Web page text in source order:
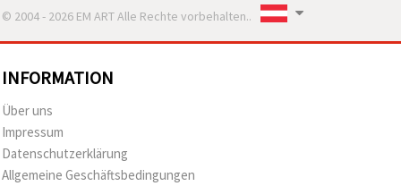
© 2004 - 2026 EM ART Alle Rechte vorbehalten..
INFORMATION
Über uns
Impressum
Datenschutzerklärung
Allgemeine Geschäftsbedingungen